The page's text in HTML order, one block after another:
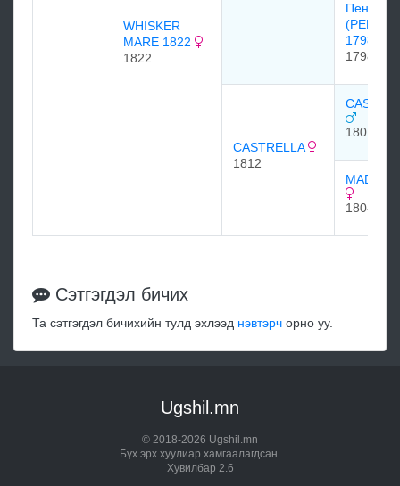
WHISKER
MARE 1822
1822
Пенелоп
1798
1798
CASTRELLA
1812
1801
1804
Сэтгэгдэл бичих
Та сэтгэгдэл бичихийн тулд эхлээд нэвтэрч орно уу.
Ugshil.mn
© 2018-2026 Ugshil.mn
Бүх эрх хуулиар хамгаалагдсан.
Хувилбар 2.6